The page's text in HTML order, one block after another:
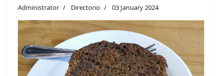
Administrator Directorio 03 January 2024